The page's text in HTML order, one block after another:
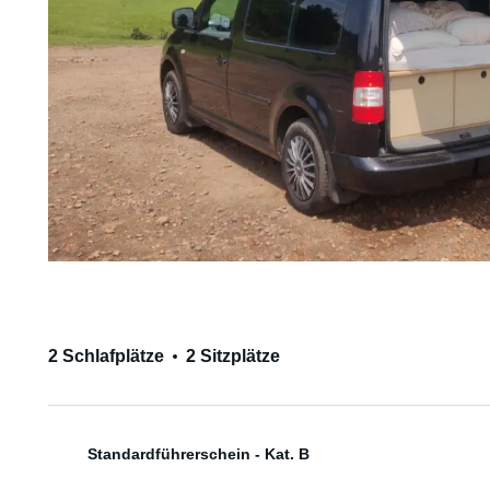
2 Schlafplätze 2 Sitzplätze
Standardführerschein - Kat. B